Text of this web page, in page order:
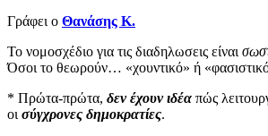
Γράφει ο Θανάσης Κ.
Το νομοσχέδιο για τις διαδηλωσεις είναι
Όσοι το θεωρούν… «χουντικό» ή
* Πρώτα-πρώτα, δεν έχουν ιδέα πώς
οι σύγχρονες δημοκρατίες.